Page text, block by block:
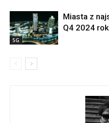
5G
Miasta z
Q4 2024